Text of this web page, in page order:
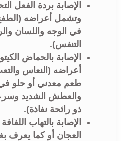
الإصابة بردة الفعل
وتشمل أعراضه
في الوجه واللسان
التنفس).
الإصابة بالحماض
أعراضه (النعاس
طعم معدني أو حلو في
والعطش الشديد
ذو رائحة نفاذة).
الإصابة بالتهاب
العجان أو كما يعرف